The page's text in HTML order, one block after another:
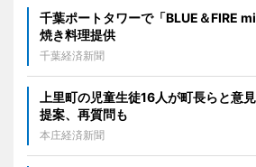
千葉ポートタワーで「BLUE＆FIRE
焼き料理提供
千葉経済新聞
上里町の児童生徒16人が町長らと
提案、再質問も
本庄経済新聞